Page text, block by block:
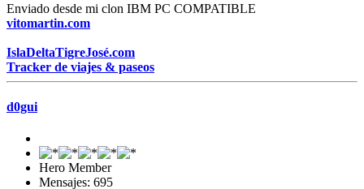
Enviado desde mi clon IBM PC COMPATIBLE
vitomartin.com
IslaDeltaTigreJosé.com
Tracker de viajes & paseos
d0gui
Hero Member
Mensajes: 695